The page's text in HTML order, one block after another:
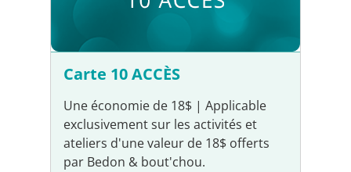
Carte 10 ACCÈS
Une économie de 18$ | Applicable
exclusivement sur les activités et
ateliers d'une valeur de 18$ offerts
par Bedon & bout'chou.